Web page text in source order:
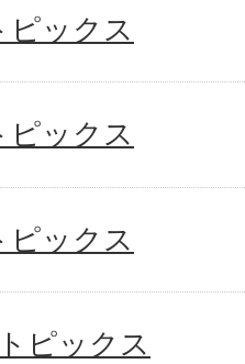
ピックス
ピックス
ピックス
ピックス